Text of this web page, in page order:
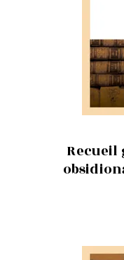
Recueil